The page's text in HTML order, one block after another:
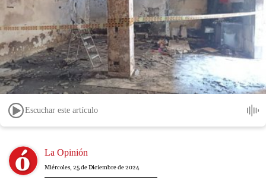
Escuchar este artículo
Image La Opinión
Miércoles, 25 de Diciembre de 2024